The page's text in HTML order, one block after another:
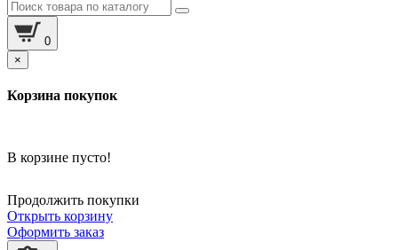
0
×
Корзина покупок
В корзине пусто!
Продолжить покупки
Открыть корзину
Оформить заказ